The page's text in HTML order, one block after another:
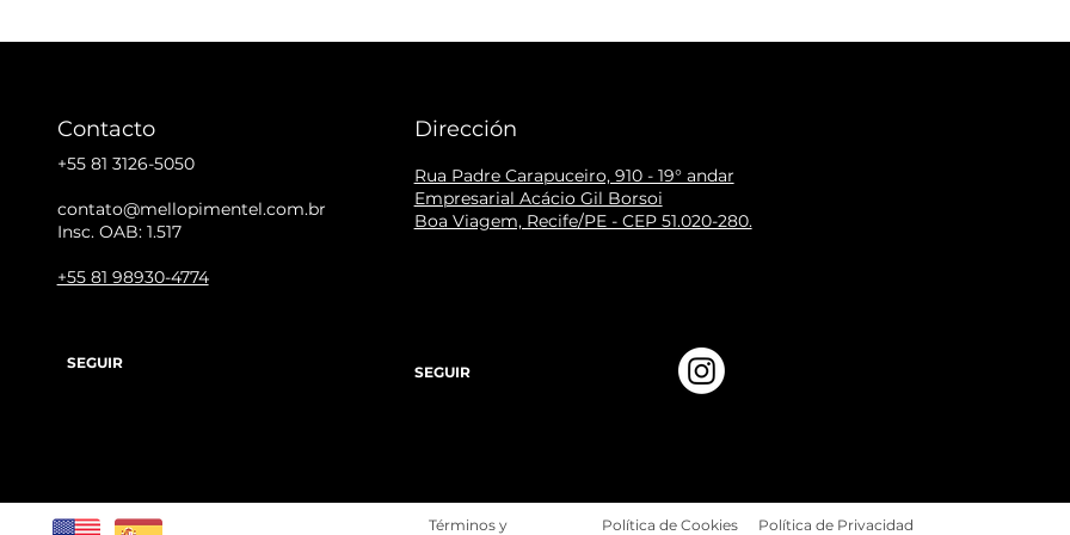
Contacto Dirección
+55 81 3126-5050
contato@mellopimentel.com.br
Insc. OAB: 1.517
+55 81 98930-4774
Rua Padre Carapuceiro, 910 - 19° andar
Empresarial Acácio Gil Borsoi
Boa Viagem, Recife/PE - CEP 51.020-280.
SEGUIR
SEGUIR
Términos y
Política de Cookies Política de Privacidad